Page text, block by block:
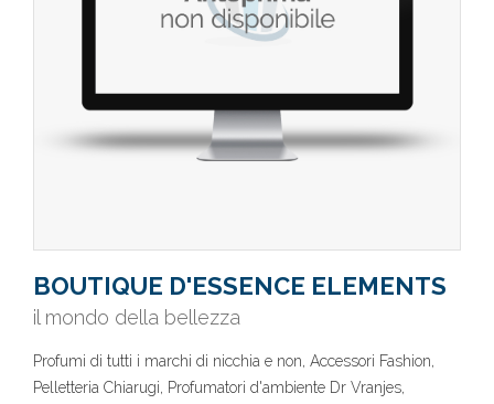
BOUTIQUE D'ESSENCE ELEMENTS
il mondo della bellezza
Profumi di tutti i marchi di nicchia e non, Accessori Fashion,
Pelletteria Chiarugi, Profumatori d'ambiente Dr Vranjes,